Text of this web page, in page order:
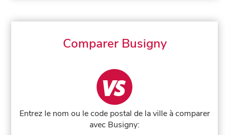
Comparer Busigny
Entrez le nom ou le code postal de la ville à comparer
avec Busigny: